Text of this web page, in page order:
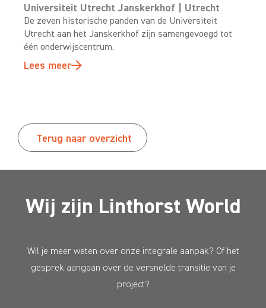
Universiteit Utrecht Janskerkhof | Utrecht
De zeven historische panden van de Universiteit
Utrecht aan het Janskerkhof zijn samengevoegd tot
één onderwijscentrum.
Lees meer
Terug naar overzicht
Wij zijn Linthorst World
Wil je meer weten over onze integrale aanpak? Of het
gesprek aangaan over de versnelde transitie van je
project?